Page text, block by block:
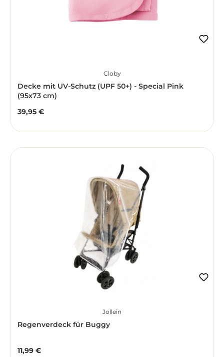
Cloby
Decke mit UV-Schutz (UPF 50+) - Special Pink
(95x73 cm)
Regulärer Preis:
39,95 €
Jollein
Regenverdeck für Buggy
Regulärer Preis:
11,99 €